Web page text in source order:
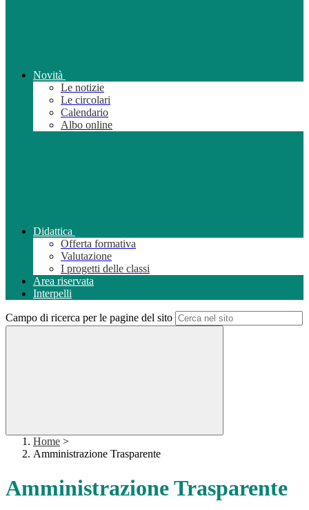
Novità
Le notizie
Le circolari
Calendario
Albo online
Didattica
Offerta formativa
Valutazione
I progetti delle classi
Area riservata
Interpelli
Campo di ricerca per le pagine del sito
Home >
Amministrazione Trasparente
Amministrazione Trasparente